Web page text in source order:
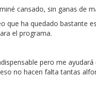
cansado, sin ganas de
que ha quedado bastante
el programa.
pero me
no hacen falta tantas